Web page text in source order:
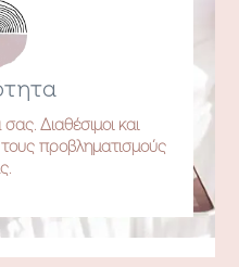
Διαθέσιμοι και
προβληματισμούς